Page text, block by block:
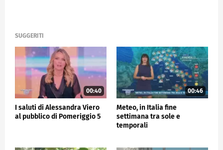
SUGGERITI
00:40
I saluti di Alessandra Viero
al pubblico di Pomeriggio 5
00:46
Meteo, in Italia fine
settimana tra sole e
temporali